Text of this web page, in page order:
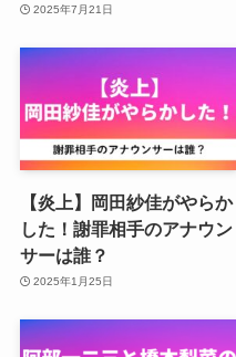
2025年7月21日
【炎上】岡田紗佳がやらか
した！謝罪相手のアナウン
サーは誰？
2025年1月25日